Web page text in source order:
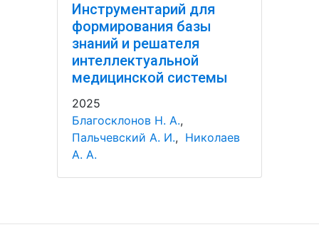
Инструментарий для
формирования базы
знаний и решателя
интеллектуальной
медицинской системы
2025
Благосклонов Н. А.,
Пальчевский А. И., Николаев
А. А.